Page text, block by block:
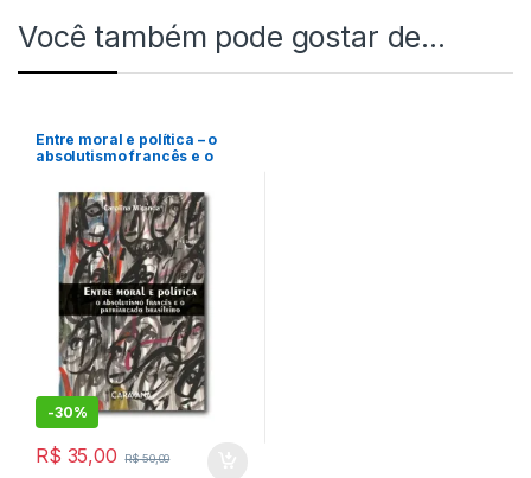
Você também pode gostar de…
Entre moral e política – o
absolutismo francês e o
-30%
R$ 35,00 R$50,00